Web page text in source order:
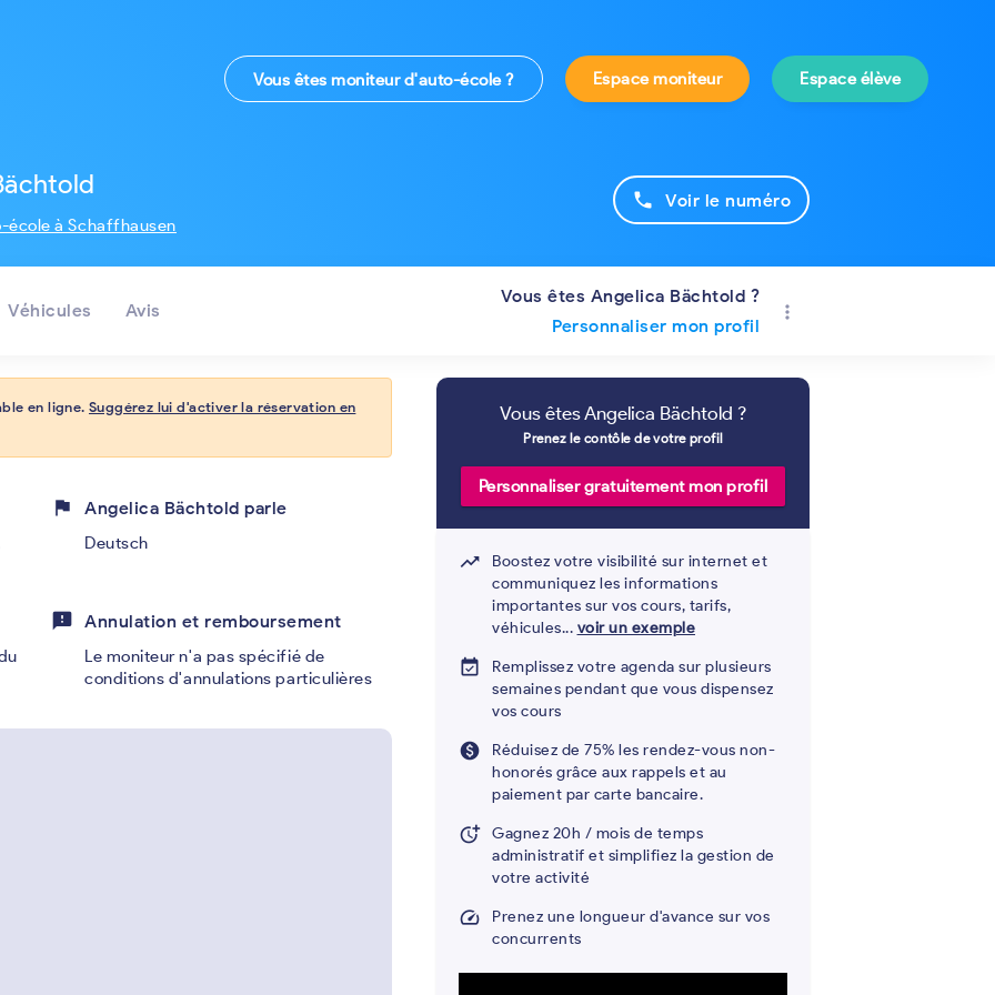
Vous êtes moniteur d'auto-école ? Espace moniteur Espace élève
école à Schaffhausen
phone Voir le numéro
Véhicules Avis
Vous êtes Angelica Bächtold ?
Personnaliser mon profil
more_vert
en ligne. Suggérez lui d'activer la réservation en
flag Angelica Bächtold parle
Deutsch
feedback Annulation et remboursement
Le moniteur n'a pas spécifié de
conditions d'annulations particulières
Vous êtes Angelica Bächtold ?
Prenez le contôle de votre profil
Personnaliser gratuitement mon profil
trending_up
Boostez votre visibilité sur internet et
communiquez les informations
importantes sur vos cours, tarifs,
véhicules... voir un exemple
event_available
Remplissez votre agenda sur plusieurs
semaines pendant que vous dispensez
vos cours
paid
Réduisez de 75% les rendez-vous non-
honorés grâce aux rappels et au
paiement par carte bancaire.
more_time Gagnez 20h / mois de temps
administratif et simplifiez la gestion de
votre activité
speed
Prenez une longueur d'avance sur vos
concurrents